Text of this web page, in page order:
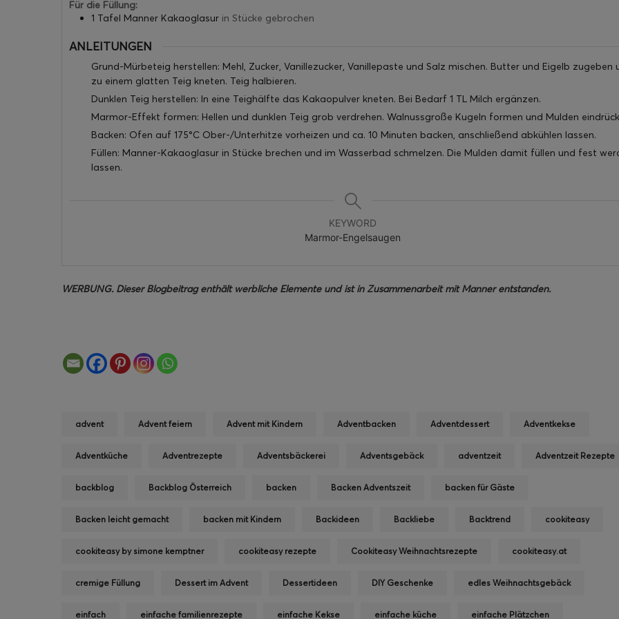
Für die Füllung:
1 Tafel Manner Kakaoglasur in Stücke gebrochen
ANLEITUNGEN
Grund-Mürbeteig herstellen: Mehl, Zucker, Vanillezucker, Vanillepaste und Salz mischen. Butter und Eigelb zugeben
zu einem glatten Teig kneten. Teig halbieren.
Dunklen Teig herstellen: In eine Teighälfte das Kakaopulver kneten. Bei Bedarf 1 TL Milch ergänzen.
Marmor-Effekt formen: Hellen und dunklen Teig grob verdrehen. Walnussgroße Kugeln formen und Mulden
Backen: Ofen auf 175°C Ober-/Unterhitze vorheizen und ca. 10 Minuten backen, anschließend abkühlen lassen.
Füllen: Manner-Kakaoglasur in Stücke brechen und im Wasserbad schmelzen. Die Mulden damit füllen und fest
lassen.
KEYWORD
Marmor-Engelsaugen
WERBUNG. Dieser Blogbeitrag enthält werbliche Elemente und ist in Zusammenarbeit mit Manner entstanden.
advent Advent feiern Advent mit Kindern Adventbacken Adventdessert Adventkekse
Adventküche Adventrezepte Adventsbäckerei Adventsgebäck adventzeit Adventzeit Rezepte
backblog Backblog Österreich backen Backen Adventszeit backen für Gäste
Backen leicht gemacht backen mit Kindern Backideen Backliebe Backtrend cookiteasy
cookiteasy by simone kemptner cookiteasy rezepte Cookiteasy Weihnachtsrezepte cookiteasy.at
cremige Füllung Dessert im Advent Dessertideen DIY Geschenke edles Weihnachtsgebäck
einfach einfache familienrezepte einfache Kekse einfache küche einfache Plätzchen